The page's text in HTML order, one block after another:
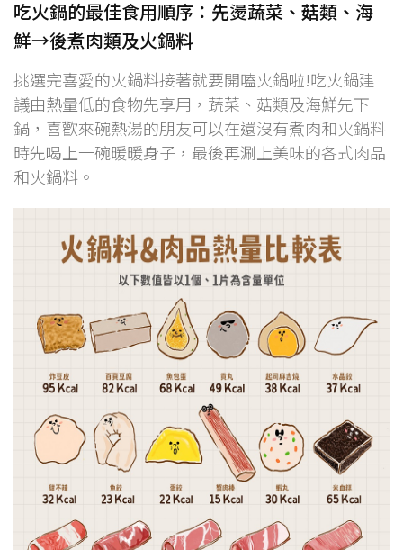
吃火鍋的最佳食用順序：先燙蔬菜、菇類、海
鮮→後煮肉類及火鍋料
挑選完喜愛的火鍋料接著就要開嗑火鍋啦!吃火鍋建
議由熱量低的食物先享用，蔬菜、菇類及海鮮先下
鍋，喜歡來碗熱湯的朋友可以在還沒有煮肉和火鍋料
時先喝上一碗暖暖身子，最後再涮上美味的各式肉品
和火鍋料。